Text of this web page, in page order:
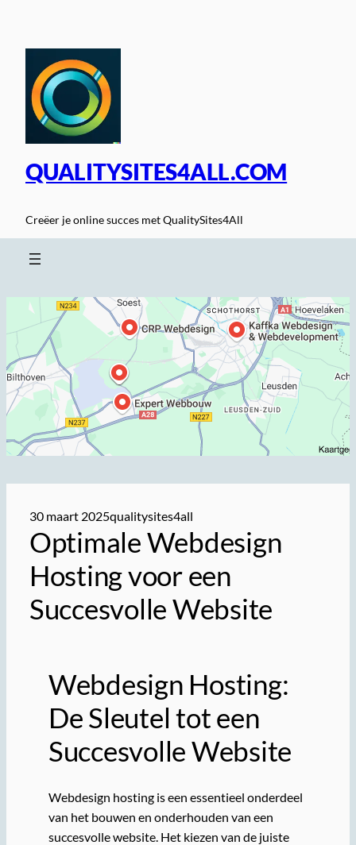
inhoud
QUALITYSITES4ALL.COM
Creëer je online succes met QualitySites4All
30 maart 2025qualitysites4all
Optimale Webdesign
Hosting voor een
Succesvolle Website
Webdesign Hosting:
De Sleutel tot een
Succesvolle Website
Webdesign hosting is een essentieel onderdeel
van het bouwen en onderhouden van een
succesvolle website. Het kiezen van de juiste